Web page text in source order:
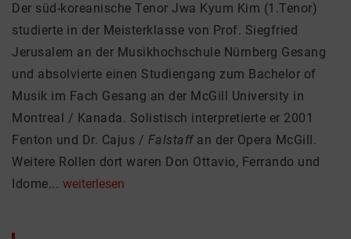
Der süd-koreanische Tenor Jwa Kyum Kim (1.Tenor)
studierte in der Meisterklasse von Prof. Siegfried
Jerusalem an der Musikhochschule Nürnberg Gesang
und absolvierte einen Studiengang zum Bachelor of
Musik im Fach Gesang an der McGill University in
Montreal / Kanada. Solistisch interpretierte er 2001
Fenton und Dr. Cajus / Falstaffan der Opera McGill.
Weitere Rollen dort waren Don Ottavio, Ferrando und
Idome... weiterlesen